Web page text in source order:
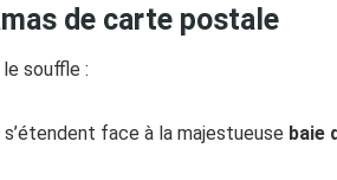
de carte postale
souffle :
face à la majestueuse baie